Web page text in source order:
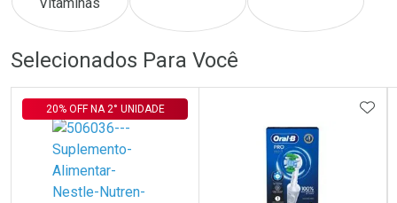
Comprar sem Desconto
Por R$ 386,00/cada
Por R$ 386,00/cada
Comprar sem Desconto
Por R$ 115,00/cada
Por R$ 115,00/cada
Selecionados Para Você
20% OFF NA 2° UNIDADE